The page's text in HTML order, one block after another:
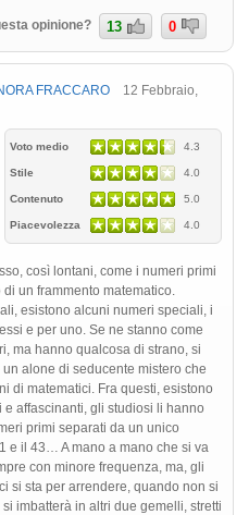
opinione? 13 0
FRACCARO 12 Febbraio,
Voto medio 4.3
Stile 4.0
Contenuto 5.0
Piacevolezza 4.0
così lontani, come i numeri primi
un frammento matematico.
esistono alcuni numeri speciali, i
e per uno. Se ne stanno come
ma hanno qualcosa di strano, si
alone di seducente mistero che
di matematici. Fra questi, esistono
affascinanti, gli studiosi li hanno
primi separati da un unico
e il 43… A mano a mano che si va
con minore frequenza, ma, gli
si sta per arrendere, quando non si
imbatterà in altri due gemelli, stretti